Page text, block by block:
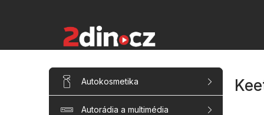
P
s
Přeskočit
kategorieAutokosmetika
Autorádia a multimédia